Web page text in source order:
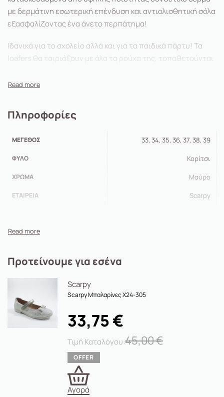
με δερμάτινη εσωτερική επένδυση και αντιολισθητική σόλα
εξασφαλίζοντας ένα άνετο περπάτημα!
Ιδανικά για το σχολείο αλλά και για τα παιδικά πάρτυ! Τα
loafers θα ταιριάξουν με όλα τα ρούχα της, τοποθετούνται
Σόλα πολύ ελαφριά και αντιολισθητική με μέγιστο ύψος
Δερμάτινος ανατομικός, μαλακός πάτος.
Πληροφορίες
ΜΈΓΕΘΟΣ 33, 34, 35, 36, 37, 38, 39
ΦΎΛΟ Κορίτσι
ΧΡΏΜΑ Μαύρο
ΕΤΑΙΡΕΊΑ Scarpy
Προτείνουμε για εσένα
Scarpy
Scarpy Μπαλαρίνες X24-305
45,00€
33,75€
Αγορά